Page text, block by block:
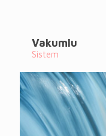
Vakumlu
Sistem